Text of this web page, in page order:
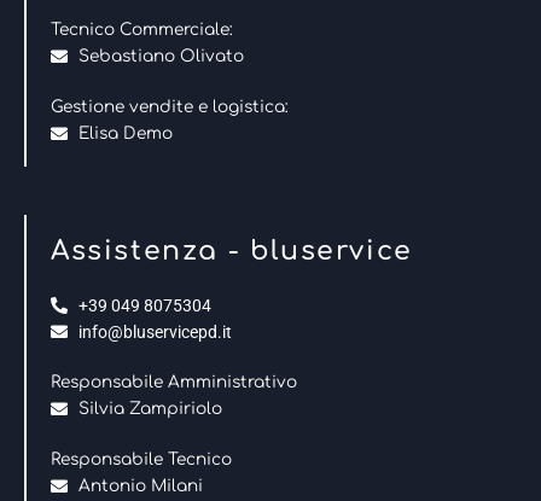
Tecnico Commerciale:
Sebastiano Olivato
Gestione vendite e logistica:
Elisa Demo
Assistenza - bluservice
+39 049 8075304
info@bluservicepd.it
Responsabile Amministrativo
Silvia Zampiriolo
Responsabile Tecnico
Antonio Milani